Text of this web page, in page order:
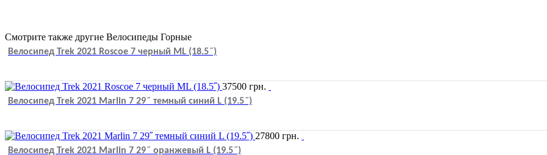
Смотрите также другие Велосипеды Горные
Велосипед Trek 2021 Roscoe 7 черный ML (18.5˝)
37500 грн.
Велосипед Trek 2021 Marlin 7 29˝ темный синий L (19.5˝)
27800 грн.
Велосипед Trek 2021 Marlin 7 29˝ оранжевый L (19.5˝)